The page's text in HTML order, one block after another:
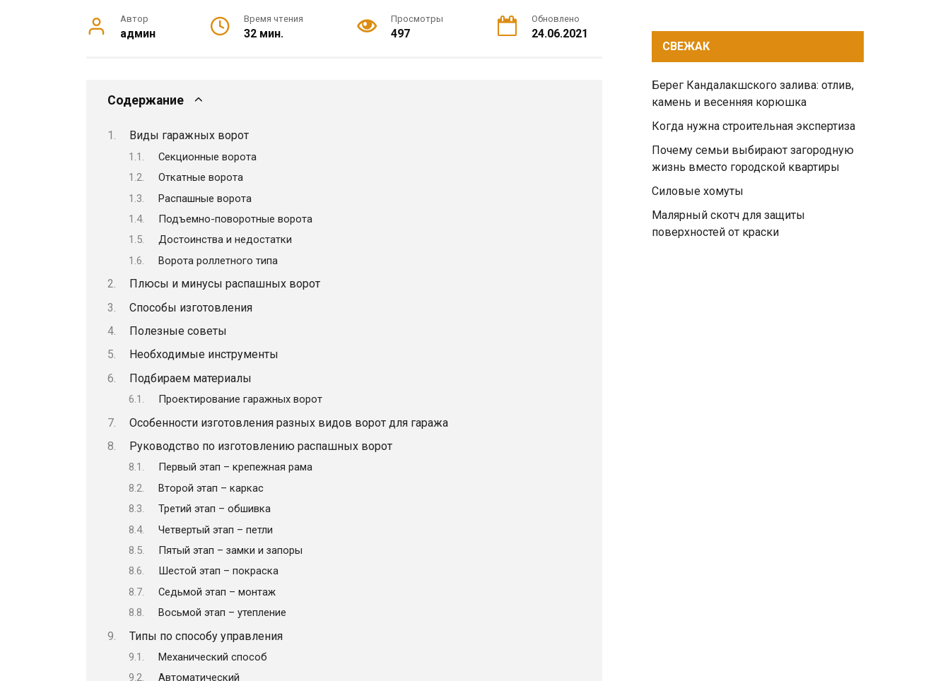
Автор
админ
Время чтения
32 мин.
Просмотры
497
Обновлено
24.06.2021
Содержание
Виды гаражных ворот
Секционные ворота
Откатные ворота
Распашные ворота
Подъемно-поворотные ворота
Достоинства и недостатки
Ворота роллетного типа
Плюсы и минусы распашных ворот
Способы изготовления
Полезные советы
Необходимые инструменты
Подбираем материалы
Проектирование гаражных ворот
Особенности изготовления разных видов ворот для гаража
Руководство по изготовлению распашных ворот
Первый этап – крепежная рама
Второй этап – каркас
Третий этап – обшивка
Четвертый этап – петли
Пятый этап – замки и запоры
Шестой этап – покраска
Седьмой этап – монтаж
Восьмой этап – утепление
Типы по способу управления
Механический способ
Автоматический
СВЕЖАК
Берег Кандалакшского залива: отлив,
камень и весенняя корюшка
Когда нужна строительная экспертиза
Почему семьи выбирают загородную
жизнь вместо городской квартиры
Силовые хомуты
Малярный скотч для защиты
поверхностей от краски